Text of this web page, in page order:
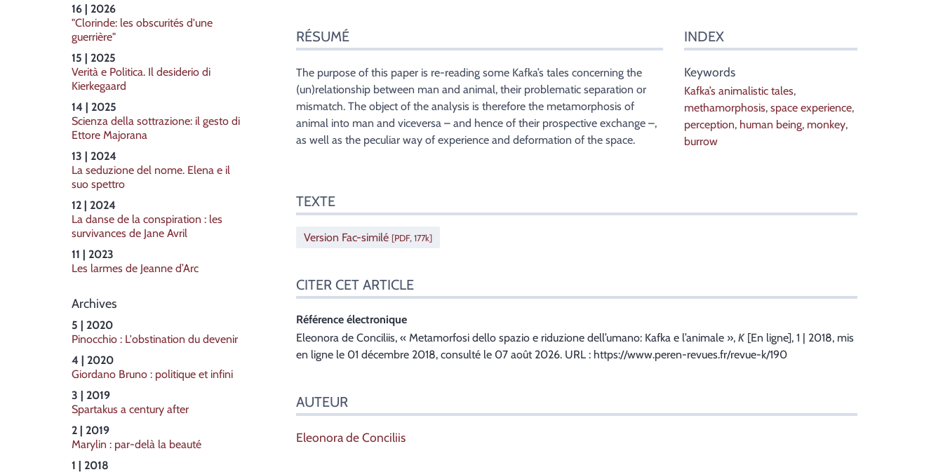
16 | 2026
"Clorinde: les obscurités d'une
guerrière"
15 | 2025
Verità e Politica. Il desiderio di
Kierkegaard
14 | 2025
Scienza della sottrazione: il gesto di
Ettore Majorana
13 | 2024
La seduzione del nome. Elena e il
suo spettro
12 | 2024
La danse de la conspiration : les
survivances de Jane Avril
11 | 2023
Les larmes de Jeanne d’Arc
Archives
5 | 2020
Pinocchio : L'obstination du devenir
4 | 2020
Giordano Bruno : politique et infini
3 | 2019
Spartakus a century after
2 | 2019
Marylin : par-delà la beauté
1 | 2018
Index
Texte
Citer cet article
Auteur
RÉSUMÉ
The purpose of this paper is re-reading some Kafka’s tales concerning the
(un)relationship between man and animal, their problematic separation or
mismatch. The object of the analysis is therefore the metamorphosis of
animal into man and viceversa – and hence of their prospective exchange –,
as well as the peculiar way of experience and deformation of the space.
INDEX
Keywords
Kafka’s animalistic tales,
methamorphosis,space experience,
perception, human being, monkey,
burrow
TEXTE
Version Fac-similé [PDF, 177k]
CITER CET ARTICLE
Référence électronique
Eleonora de Conciliis, « Metamorfosi dello spazio e riduzione dell’umano: Kafka e l’animale », K [En ligne], 1 | 2018, mis
en ligne le 01 décembre 2018, consulté le 07 août 2026. URL : https://www.peren-revues.fr/revue-k/190
AUTEUR
Eleonorade Conciliis